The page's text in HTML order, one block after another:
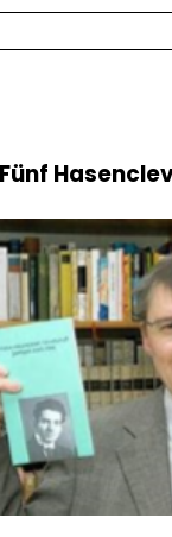
Fünf